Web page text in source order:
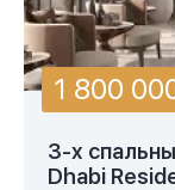
3-х
Dhabi
1 800